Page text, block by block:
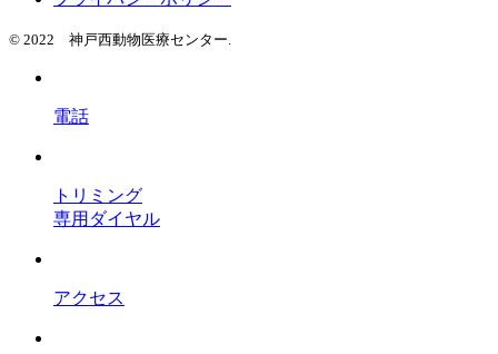
© 2022 神戸西動物医療センター.
電話
トリミング
専用ダイヤル
アクセス